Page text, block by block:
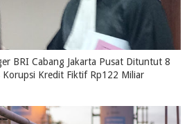
BRI Cabang Jakarta Pusat Dituntut 8
Korupsi Kredit Fiktif Rp122 Miliar